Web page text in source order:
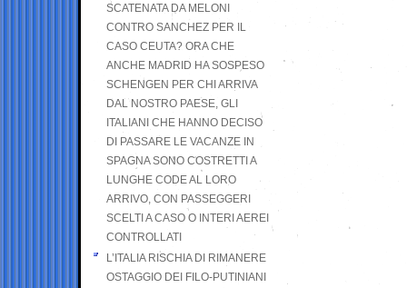
SCATENATA DA MELONI
CONTRO SANCHEZ PER IL
CASO CEUTA? ORA CHE
ANCHE MADRID HA SOSPESO
SCHENGEN PER CHI ARRIVA
DAL NOSTRO PAESE, GLI
ITALIANI CHE HANNO DECISO
DI PASSARE LE VACANZE IN
SPAGNA SONO COSTRETTI A
LUNGHE CODE AL LORO
ARRIVO, CON PASSEGGERI
SCELTI A CASO O INTERI AEREI
CONTROLLATI
L’ITALIA RISCHIA DI RIMANERE
OSTAGGIO DEI FILO-PUTINIANI